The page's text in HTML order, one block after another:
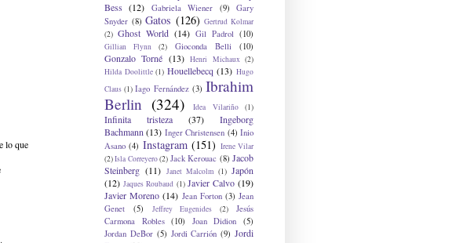
lo que
Bess (12) Gabriela Wiener (9)
Gary
Snyder (8) Gatos (126) Gertrud Kolmar
(2) Ghost World (14) Gil Padrol (10)
Gillian Flynn (2) Gioconda Belli (10)
Gonzalo Torné (13) Henri Michaux (2)
Hilda Doolittle (1) Houellebecq (13) Hugo
Claus (1) Iago Fernández (3) Ibrahim
Berlin (324) Idea Vilariño (1)
Infinita tristeza (37)
Ingeborg
Bachmann (13) Inger Christensen (4) Inio
Asano (4) Instagram (151) Irene Vilar
(2)Isla Correyero(2) Jack Kerouac (8) Jacob
Steinberg (11) Janet Malcolm (1) Japón
(12) Jaques Roubaud (1) Javier Calvo (19)
Javier Moreno (14) Jean Forton (3) Jean
Genet
(5) Jeffrey Eugenides (2)
Jesús
Carmona Robles
(10) Joan Didion
(5)
Jordan DeBor (5) Jordi Carrión (9) Jordi